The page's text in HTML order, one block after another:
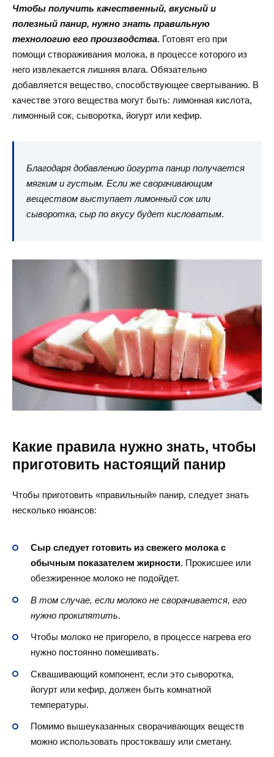
Чтобы получить качественный, вкусный и
полезный панир, нужно знать правильную
технологию его производства. Готовят его при
помощи створаживания молока, в процессе которого из
него извлекается лишняя влага. Обязательно
добавляется вещество, способствующее свертыванию. В
качестве этого вещества могут быть: лимонная кислота,
лимонный сок, сыворотка, йогурт или кефир.
Благодаря добавлению йогурта панир получается
мягким и густым. Если же сворачивающим
веществом выступает лимонный сок или
сыворотка, сыр по вкусу будет кисловатым.
Какие правила нужно знать, чтобы
приготовить настоящий панир
Чтобы приготовить «правильный» панир, следует знать
несколько нюансов:
Сыр следует готовить из свежего молока с
обычным показателем жирности. Прокисшее или
обезжиренное молоко не подойдет.
В том случае, если молоко не сворачивается, его
нужно прокипятить.
Чтобы молоко не пригорело, в процессе нагрева его
нужно постоянно помешивать.
Сквашивающий компонент, если это сыворотка,
йогурт или кефир, должен быть комнатной
температуры.
Помимо вышеуказанных сворачивающих веществ
можно использовать простоквашу или сметану.